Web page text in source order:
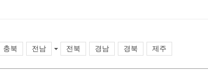
충북 전남 전북 경남 경북 제주